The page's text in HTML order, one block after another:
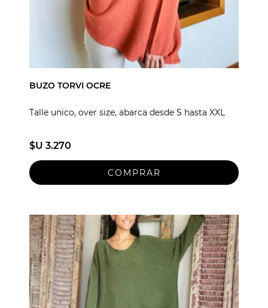
BUZO TORVI OCRE
Talle unico, over size, abarca desde S hasta XXL
$U 3.270